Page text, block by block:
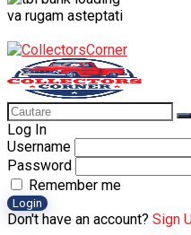
va rugam asteptati
Log In
Username
Password
Remember me
Login
Don't have an account? Sign